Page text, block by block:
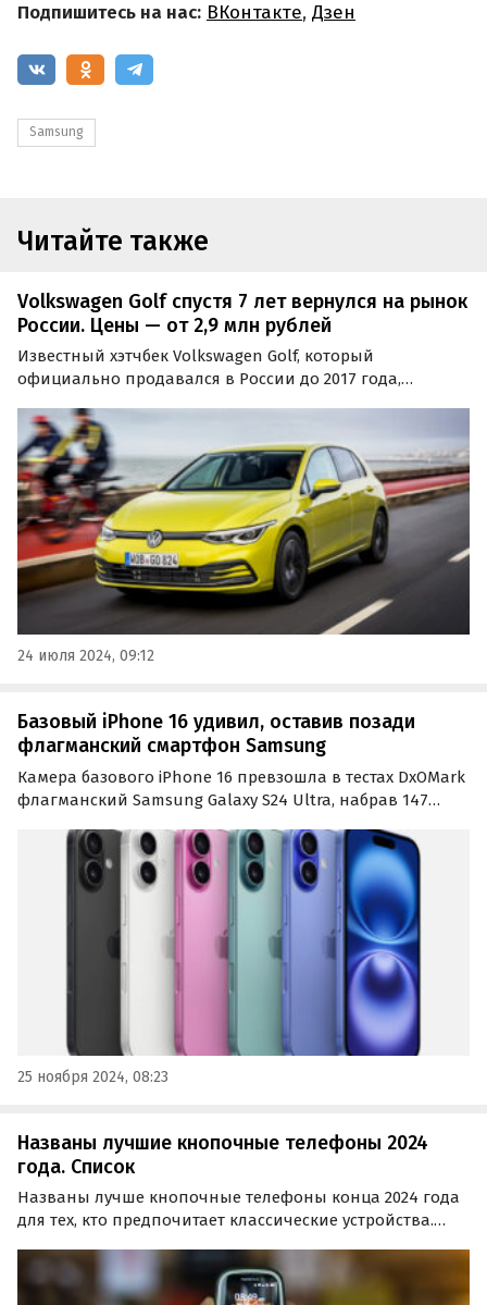
Подпишитесь на нас: ВКонтакте, Дзен
Samsung
Читайте также
Volkswagen Golf спустя 7 лет вернулся на рынок
России. Цены — от 2,9 млн рублей
Известный хэтчбек Volkswagen Golf, который
официально продавался в России до 2017 года,
восьмого поколения продаются на одном из
классифайдов как из наличия, так и под заказ, и стоят
там минимум 2 946…
24 июля 2024, 09:12
Базовый iPhone 16 удивил, оставив позади
флагманcкий смартфон Samsung
Камера базового iPhone 16 превзошла в тестах DxOMark
флагманский Samsung Galaxy S24 Ultra, набрав 147
оснащён той же камерой, что и предшествующая
модель iPhone 15, улучшенные алгоритмы обработки…
25 ноября 2024, 08:23
Названы лучшие кнопочные телефоны 2024
года. Список
Названы лучше кнопочные телефоны конца 2024 года
для тех, кто предпочитает классические устройства.
заняла Nokia 6310 (2024) с экраном 2.8 дюйма и батареей
на 1450 мАч, которая позволяет аппарату…